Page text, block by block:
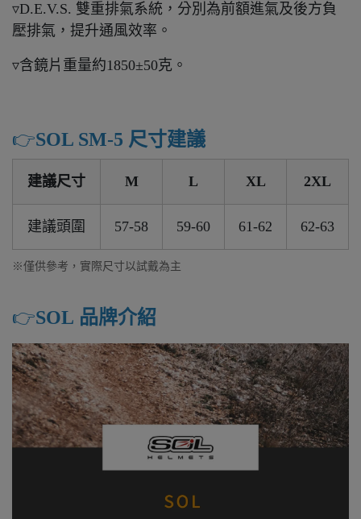
▿D.E.V.S. 雙重排氣系統，分別為前額進氣及後方負
壓排氣，提升通風效率。
▿含鏡片重量約1850±50克。
👉️SOL SM-5 尺寸建議
建議尺寸 M L XL 2XL
建議頭圍 57-58 59-60 61-62 62-63
※僅供參考，實際尺寸以試戴為主
👉️SOL 品牌介紹